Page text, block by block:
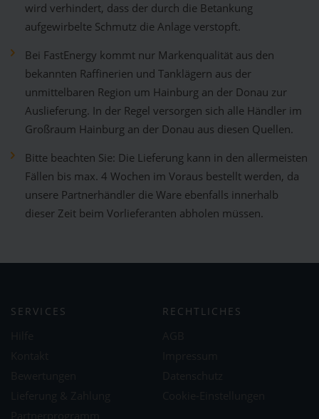
wird verhindert, dass der durch die Betankung
aufgewirbelte Schmutz die Anlage verstopft.
Bei FastEnergy kommt nur Markenqualität aus den
bekannten Raffinerien und Tanklägern aus der
unmittelbaren Region um Hainburg an der Donau zur
Auslieferung. In der Regel versorgen sich alle Händler im
Großraum Hainburg an der Donau aus diesen Quellen.
Bitte beachten Sie: Die Lieferung kann in den allermeisten
Fällen bis max. 4 Wochen im Voraus bestellt werden, da
unsere Partnerhändler die Ware ebenfalls innerhalb
dieser Zeit beim Vorlieferanten abholen müssen.
SERVICES RECHTLICHES